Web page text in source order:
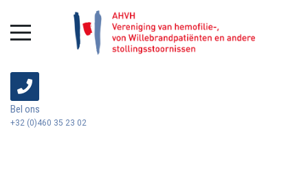
Bel ons
+32 (0)460 35 23 02